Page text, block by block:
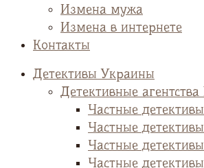
Измена мужа
Измена в интернете
Контакты
Детективы Украины
Детективные
Частные
Частные
Частные
Частные